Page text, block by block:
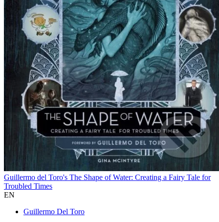
Guillermo del Toro's The Shape of Water: Creating a Fairy Tale for
Troubled Times
EN
Guillermo Del Toro